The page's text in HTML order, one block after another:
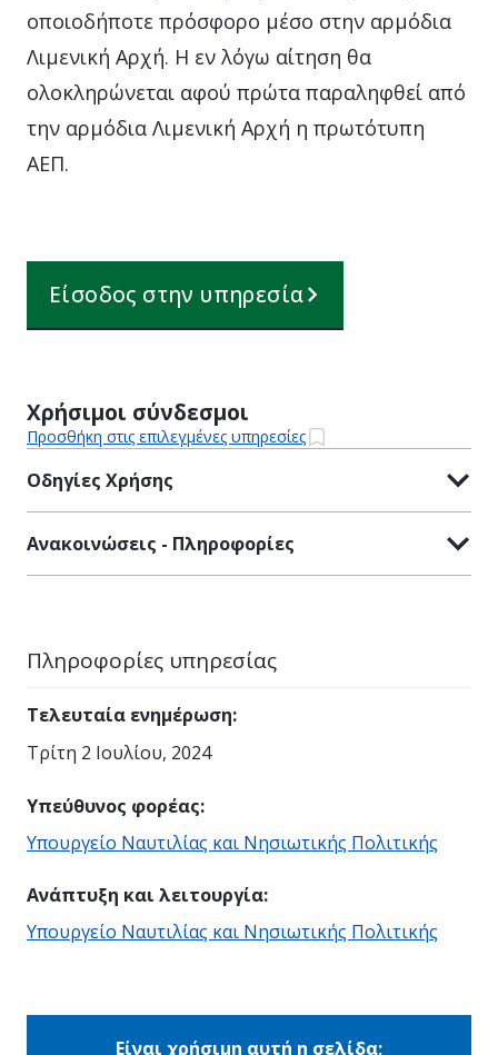
οποιοδήποτε πρόσφορο μέσο στην αρμόδια
Λιμενική Αρχή. Η εν λόγω αίτηση θα
ολοκληρώνεται αφού πρώτα παραληφθεί από
την αρμόδια Λιμενική Αρχή η πρωτότυπη
ΑΕΠ.
Είσοδος στην υπηρεσία
Χρήσιμοι σύνδεσμοι
Προσθήκη στις επιλεγμένες υπηρεσίες
Οδηγίες Χρήσης
Ανακοινώσεις - Πληροφορίες
Πληροφορίες υπηρεσίας
Τελευταία ενημέρωση:
Τρίτη 2 Ιουλίου, 2024
Υπεύθυνος φορέας:
Υπουργείο Ναυτιλίας και Νησιωτικής Πολιτικής
Ανάπτυξη και λειτουργία:
Υπουργείο Ναυτιλίας και Νησιωτικής Πολιτικής
Είναι χρήσιμη αυτή η σελίδα;